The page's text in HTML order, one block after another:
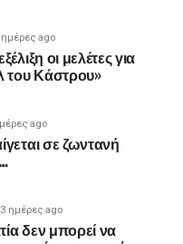
ημέρες ago
οι μελέτες για
του Κάστρου»
ago
σε ζωντανή
3 ημέρες ago
δεν μπορεί να